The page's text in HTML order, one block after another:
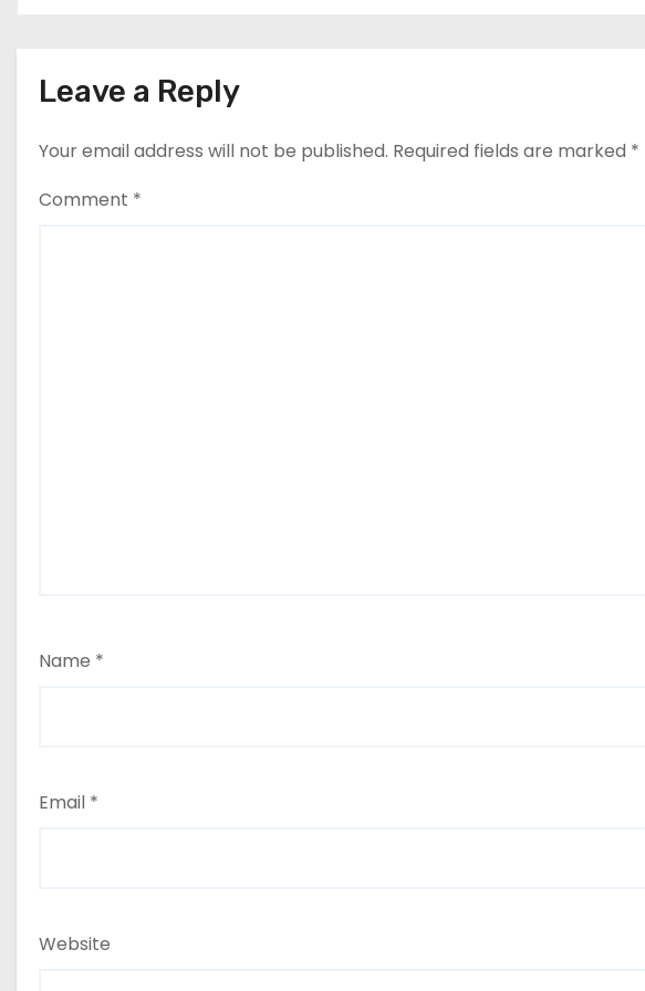
Leave a Reply
Your email address will not be published. Required fields are marked *
Comment *
Name *
Email *
Website